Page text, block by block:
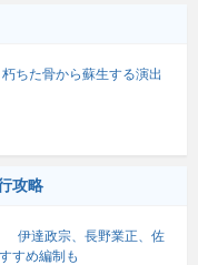
ちた骨から蘇生する演出
攻略
伊達政宗、長野業正、佐
すめ編制も